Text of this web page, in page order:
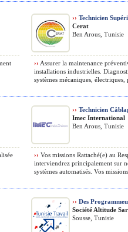
›› Technicien
Cerat
Ben Arous, Tunisie
›› Assurer la maintenance
installations industrielles.
systèmes mécaniques, électriques,
›› Technicien
Imec International
Ben Arous, Tunisie
›› Vos missions Rattaché(e) au
interviendrez principalement sur
systèmes automatisés. Vos
›› Des
Société Altitude
Sousse, Tunisie